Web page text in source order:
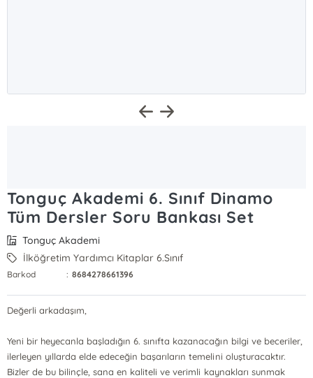
Tonguç Akademi 6. Sınıf Dinamo
Tüm Dersler Soru Bankası Set
Tonguç Akademi
İlköğretim Yardımcı Kitaplar 6.Sınıf
Barkod : 8684278661396
Değerli arkadaşım,
Yeni bir heyecanla başladığın 6. sınıfta kazanacağın bilgi ve beceriler,
ilerleyen yıllarda elde edeceğin başarıların temelini oluşturacaktır.
Bizler de bu bilinçle, sana en kaliteli ve verimli kaynakları sunmak